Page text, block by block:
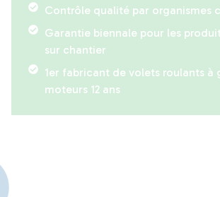
Contrôle qualité par organismes
Garantie biennale pour les
sur chantier
1er fabricant de volets roulants à
moteurs 12 ans